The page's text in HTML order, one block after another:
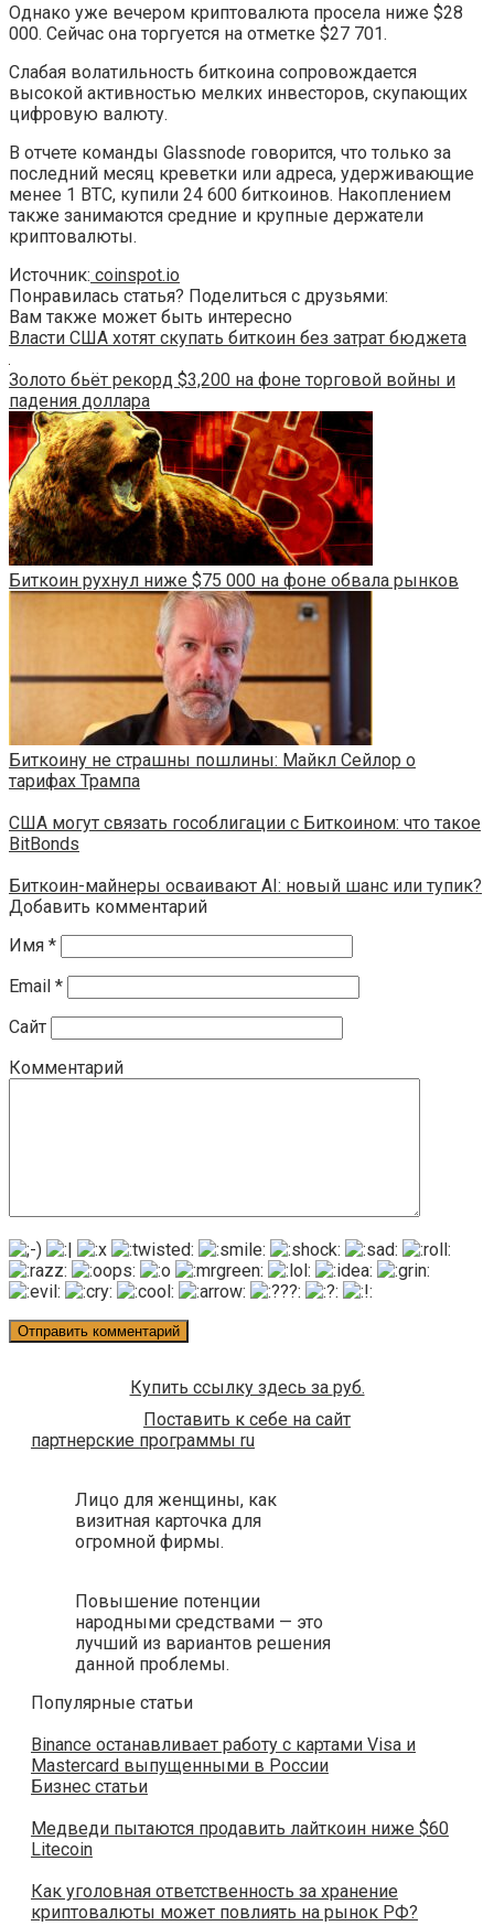
Однако уже вечером криптовалюта просела ниже $28
000. Сейчас она торгуется на отметке $27 701.
Слабая волатильность биткоина сопровождается
высокой активностью мелких инвесторов, скупающих
цифровую валюту.
В отчете команды Glassnode говорится, что только за
последний месяц креветки или адреса, удерживающие
менее 1 BTC, купили 24 600 биткоинов. Накоплением
также занимаются средние и крупные держатели
криптовалюты.
Источник: coinspot.io
Понравилась статья? Поделиться с друзьями:
Вам также может быть интересно
Власти США хотят скупать биткоин без затрат бюджета
Золото бьёт рекорд $3,200 на фоне торговой войны и
падения доллара
Биткоин рухнул ниже $75 000 на фоне обвала рынков
Биткоину не страшны пошлины: Майкл Сейлор о
тарифах Трампа
США могут связать гособлигации с Биткоином: что такое
BitBonds
Биткоин-майнеры осваивают AI: новый шанс или тупик?
Добавить комментарий
Имя *
Email *
Сайт
Комментарий
Купить ссылку здесь за руб.
Поставить к себе на сайт
партнерские программы ru
Лицо для женщины, как
визитная карточка для
огромной фирмы.
Повышение потенции
народными средствами — это
лучший из вариантов решения
данной проблемы.
Популярные статьи
Binance останавливает работу с картами Visa и
Mastercard выпущенными в России
Бизнес статьи
Медведи пытаются продавить лайткоин ниже $60
Litecoin
Как уголовная ответственность за хранение
криптовалюты может повлиять на рынок РФ?